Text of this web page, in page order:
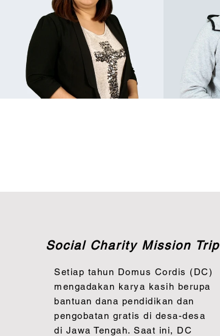
Social Charity Mission Trip
Setiap tahun Domus Cordis (DC)
mengadakan karya kasih berupa
bantuan dana pendidikan dan
pengobatan gratis di desa-desa
di Jawa Tengah. Saat ini, DC